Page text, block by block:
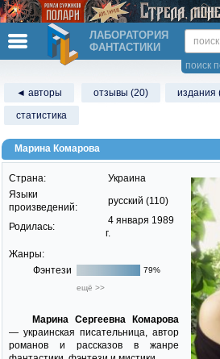
ЛАБОРАТОРИЯ
ФАНТАСТИКИ
поиск
◄ авторы отзывы (20) издания
статистика
Марина Комарова
Страна:
Украина
Языки
произведений:
русский (110)
Родилась:
4 января 1989
г.
Жанры:
Фэнтези
79%
ещё >>
Марина Сергеевна Комарова
— украинская писательница, автор
романов и рассказов в жанре